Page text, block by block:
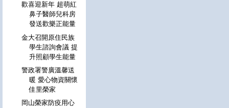
歡喜迎新年 超萌紅
鼻子醫師兒科房
發送歡樂正能量
金大召開原住民族
學生諮詢會議 提
升照顧學生能量
警政署警廣溫馨送
暖 愛心物資關懷
佳里榮家
岡山榮家防疫用心